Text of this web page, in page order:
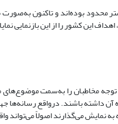
محدود بوده‌اند و تاکنون
این کشور را از این بازنمایی
مخاطبان را به‌سمت موضوع‌های
داشته باشند. درواقع رسانه‌ها
نمایش می‌گذارند اصولاً می‌تواند